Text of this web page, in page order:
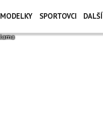
MODELKY SPORTOVCI DALŠÍ